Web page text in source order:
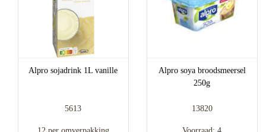
Alpro sojadrink 1L vanille
5613
Alpro soya broodsmeersel
250g
13820